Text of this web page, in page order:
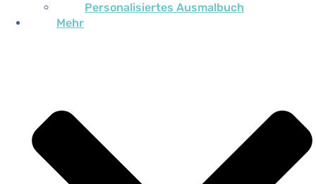
Personalisiertes Ausmalbuch
Mehr